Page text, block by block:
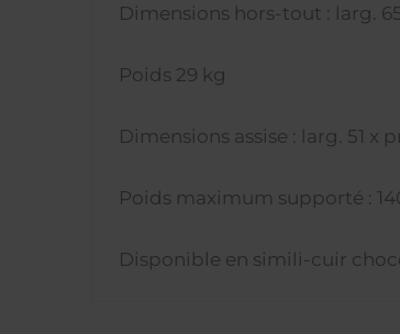
Dimensions hors-tout : larg.
Poids 29 kg
Dimensions assise : larg. 51 x
Poids maximum supporté :
Disponible en simili-cuir